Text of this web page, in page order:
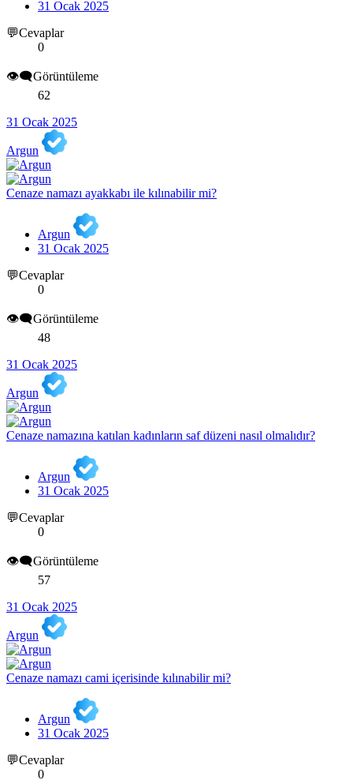
31 Ocak 2025
💬Cevaplar
0
👁️‍🗨️Görüntüleme
62
31 Ocak 2025
Argun
Cenaze namazı ayakkabı ile kılınabilir mi?
Argun
31 Ocak 2025
💬Cevaplar
0
👁️‍🗨️Görüntüleme
48
31 Ocak 2025
Argun
Cenaze namazına katılan kadınların saf düzeni nasıl olmalıdır?
Argun
31 Ocak 2025
💬Cevaplar
0
👁️‍🗨️Görüntüleme
57
31 Ocak 2025
Argun
Cenaze namazı cami içerisinde kılınabilir mi?
Argun
31 Ocak 2025
💬Cevaplar
0